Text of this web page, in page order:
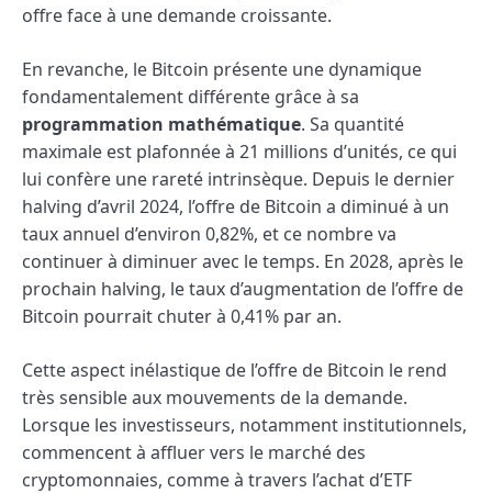
offre face à une demande croissante.
En revanche, le Bitcoin présente une dynamique
fondamentalement différente grâce à sa
programmation mathématique. Sa quantité
maximale est plafonnée à 21 millions d’unités, ce qui
lui confère une rareté intrinsèque. Depuis le dernier
halving d’avril 2024, l’offre de Bitcoin a diminué à un
taux annuel d’environ 0,82%, et ce nombre va
continuer à diminuer avec le temps. En 2028, après le
prochain halving, le taux d’augmentation de l’offre de
Bitcoin pourrait chuter à 0,41% par an.
Cette aspect inélastique de l’offre de Bitcoin le rend
très sensible aux mouvements de la demande.
Lorsque les investisseurs, notamment institutionnels,
commencent à affluer vers le marché des
cryptomonnaies, comme à travers l’achat d’ETF